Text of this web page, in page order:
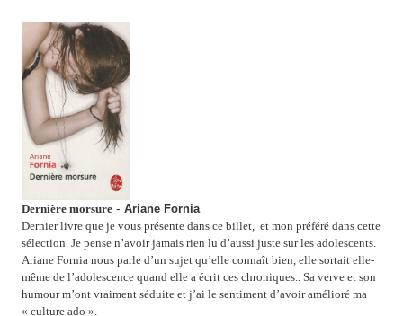
Dernière morsure- Ariane Fornia
Dernier livre que je vous présente dans ce billet, et mon préféré dans cette
sélection. Je pense n’avoir jamais rien lu d’aussi juste sur les adolescents.
Ariane Fornia nous parle d’un sujet qu’elle connaît bien, elle sortait elle-
même de l’adolescence quand elle a écrit ces chroniques.. Sa verve et son
humour m’ont vraiment séduite et j’ai le sentiment d’avoir amélioré ma
« culture ado ».